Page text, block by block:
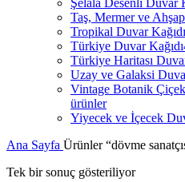
Taş, Mermer ve
Tropikal Duvar Kağıdı
Türkiye Duvar Kağıdı
Türkiye Haritası
Uzay ve Galaksi
Vintage Botanik
ürünler
Yiyecek ve İçecek
Ana Sayfa Ürünler “dövme
Tek bir sonuç gösteriliyor